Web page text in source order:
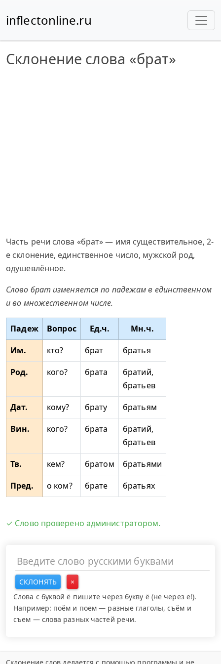
inflectonline.ru
Склонение слова «брат»
Часть речи слова «брат» — имя существительное, 2-
е склонение, единственное число, мужской род,
одушевлённое.
Слово брат изменяется по падежам в единственном
и во множественном числе.
Падеж Вопрос Ед.ч.
Мн.ч.
Им.
кто? брат
братья
Род.
кого? брата
братий,
братьев
Дат.
кому? брату
братьям
Вин.
кого? брата
братий,
братьев
Тв.
кем? братом
братьями
Пред.
о ком? брате братьях
✓ Слово проверено администратором.
СКЛОНЯТЬ
×
Слова с буквой ё пишите через букву ё (не через е!).
Например: поём и поем — разные глаголы, съём и
съем — слова разных частей речи.
Склонение слов делается с помощью программы и не